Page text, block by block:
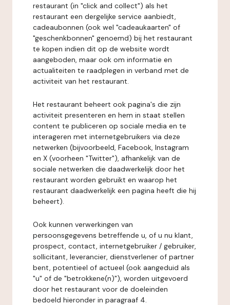
restaurant (in "click and collect") als het
restaurant een dergelijke service aanbiedt,
cadeaubonnen (ook wel "cadeaukaarten" of
"geschenkbonnen" genoemd) bij het restaurant
te kopen indien dit op de website wordt
aangeboden, maar ook om informatie en
actualiteiten te raadplegen in verband met de
activiteit van het restaurant.
Het restaurant beheert ook pagina's die zijn
activiteit presenteren en hem in staat stellen
content te publiceren op sociale media en te
interageren met internetgebruikers via deze
netwerken (bijvoorbeeld, Facebook, Instagram
en X (voorheen "Twitter"), afhankelijk van de
sociale netwerken die daadwerkelijk door het
restaurant worden gebruikt en waarop het
restaurant daadwerkelijk een pagina heeft die hij
beheert).
Ook kunnen verwerkingen van
persoonsgegevens betreffende u, of u nu klant,
prospect, contact, internetgebruiker / gebruiker,
sollicitant, leverancier, dienstverlener of partner
bent, potentieel of actueel (ook aangeduid als
"u" of de "betrokkene(n)"), worden uitgevoerd
door het restaurant voor de doeleinden
bedoeld hieronder in paragraaf 4.